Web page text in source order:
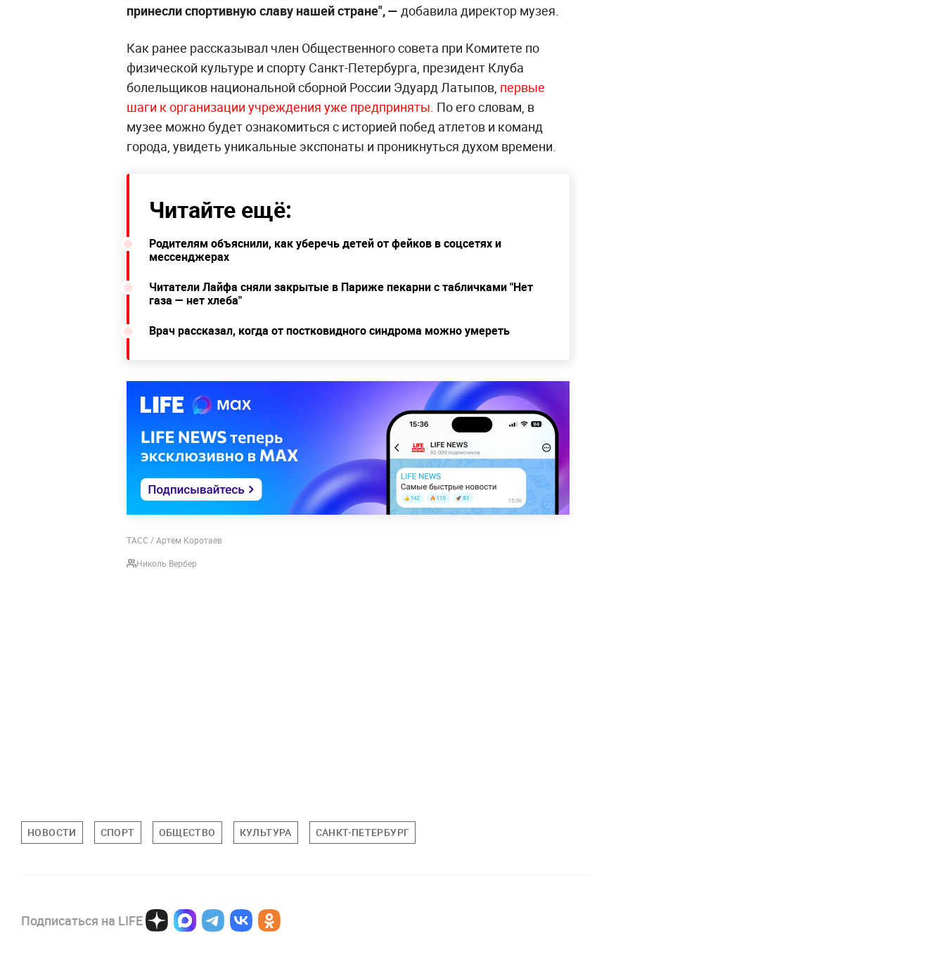
принесли спортивную славу нашей стране", — добавила директор музея.
Как ранее рассказывал член Общественного совета при Комитете по
физической культуре и спорту Санкт-Петербурга, президент Клуба
болельщиков национальной сборной России Эдуард Латыпов, первые
шаги к организации учреждения уже предприняты. По его словам, в
музее можно будет ознакомиться с историей побед атлетов и команд
города, увидеть уникальные экспонаты и проникнуться духом времени.
Читайте ещё:
Родителям объяснили, как уберечь детей от фейков в соцсетях и
мессенджерах
Читатели Лайфа сняли закрытые в Париже пекарни с табличками "Нет
газа — нет хлеба"
Врач рассказал, когда от постковидного синдрома можно умереть
ТАСС / Артём Коротаев
Николь Вербер
НОВОСТИ СПОРТ ОБЩЕСТВО КУЛЬТУРА САНКТ-ПЕТЕРБУРГ
Подписаться на LIFE